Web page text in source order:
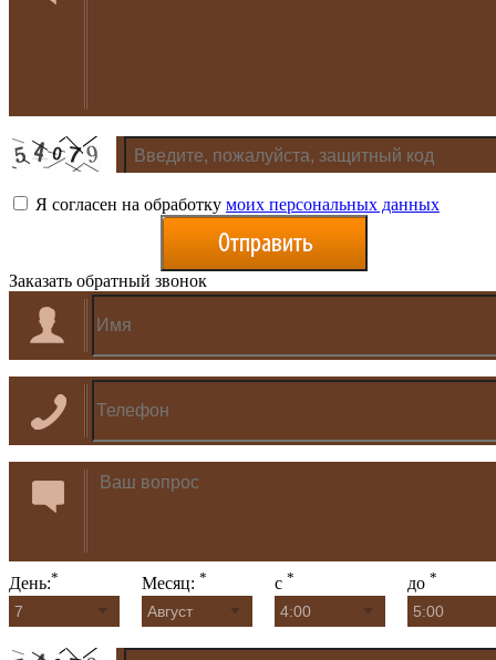
Я согласен на обработку моих персональных данных
Заказать обратный звонок
День:* Месяц: * с * до *